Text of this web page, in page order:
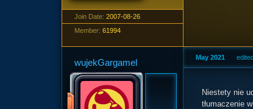
Join Date: 2007-08-26
Member: 61994
wujekGargamel May 2021
Niestety nie
tłumaczenie